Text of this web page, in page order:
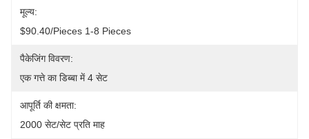
मूल्य:
$90.40/pieces 1-8 Pieces
पैकेजिंग विवरण:
एक गत्ते का डिब्बा में 4 सेट
आपूर्ति की क्षमता:
2000 सेट/सेट प्रति माह